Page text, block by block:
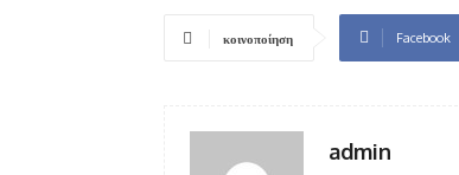
κοινοποίηση Facebook
admin